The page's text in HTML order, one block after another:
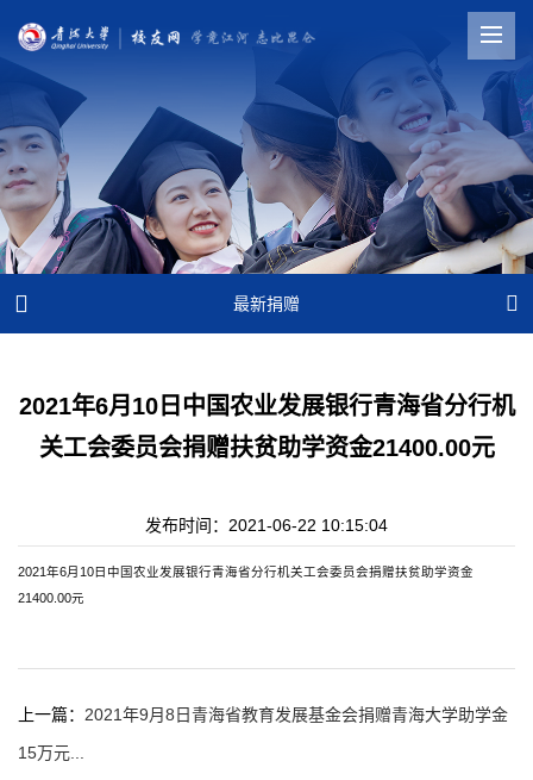
 最新捐赠 
2021年6月10日中国农业发展银行青海省分行机
关工会委员会捐赠扶贫助学资金21400.00元
发布时间：2021-06-22 10:15:04
2021年6月10日中国农业发展银行青海省分行机关工会委员会捐赠扶贫助学资金
21400.00元
上一篇： 2021年9月8日青海省教育发展基金会捐赠青海大学助学金
15万元...